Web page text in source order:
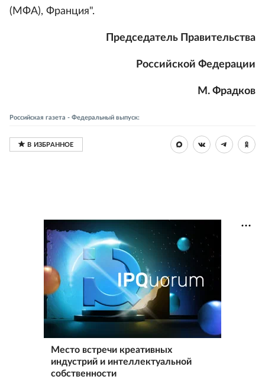
(МФА), Франция".
Председатель Правительства
Российской Федерации
М. Фрадков
Российская газета - Федеральный выпуск:
Место встречи креативных
индустрий и интеллектуальной
собственности